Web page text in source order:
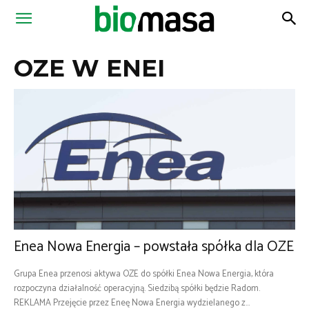
Magazyn
OZE W ENEI
Enea Nowa Energia – powstała spółka dla OZE
Grupa Enea przenosi aktywa OZE do spółki Enea Nowa Energia, która
rozpoczyna działalność operacyjną. Siedzibą spółki będzie Radom.
REKLAMA Przejęcie przez Eneę Nowa Energia wydzielanego z...